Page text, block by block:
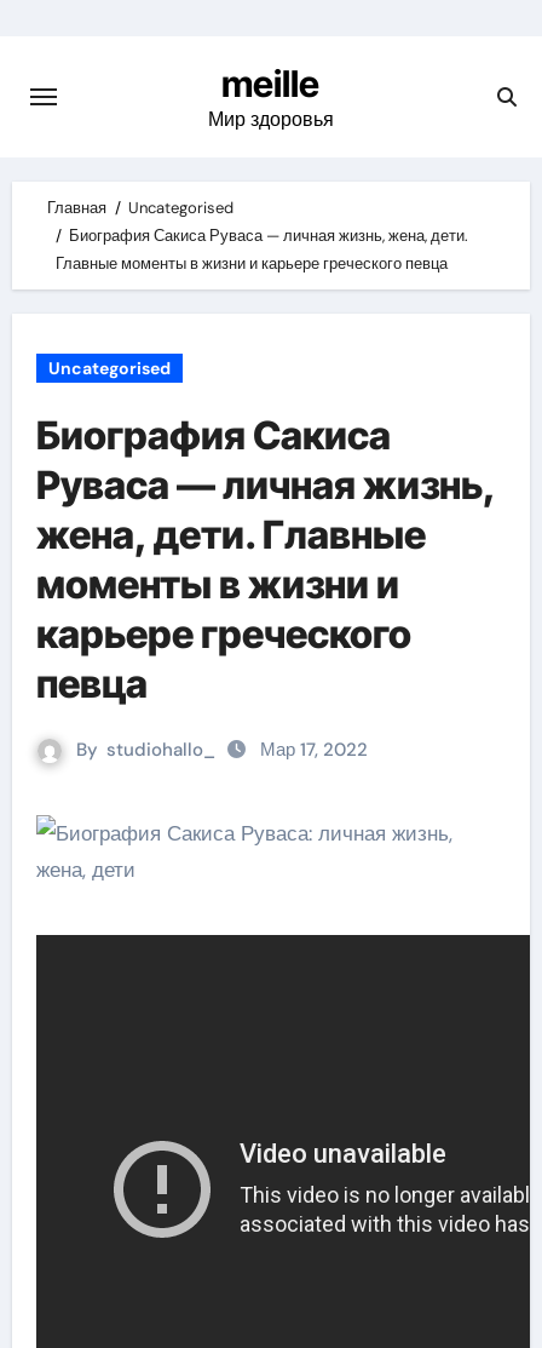
content
meille
Мир здоровья
Главная
Uncategorised
Биография Сакиса Руваса — личная жизнь, жена, дети.
Главные моменты в жизни и карьере греческого певца
Uncategorised
Биография Сакиса
Руваса — личная жизнь,
жена, дети. Главные
моменты в жизни и
карьере греческого
певца
By studiohallo_ Мар 17, 2022